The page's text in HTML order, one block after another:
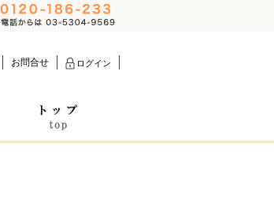
お問合せ ログイン